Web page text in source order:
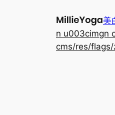
美
n u003cimgn
cms/res/